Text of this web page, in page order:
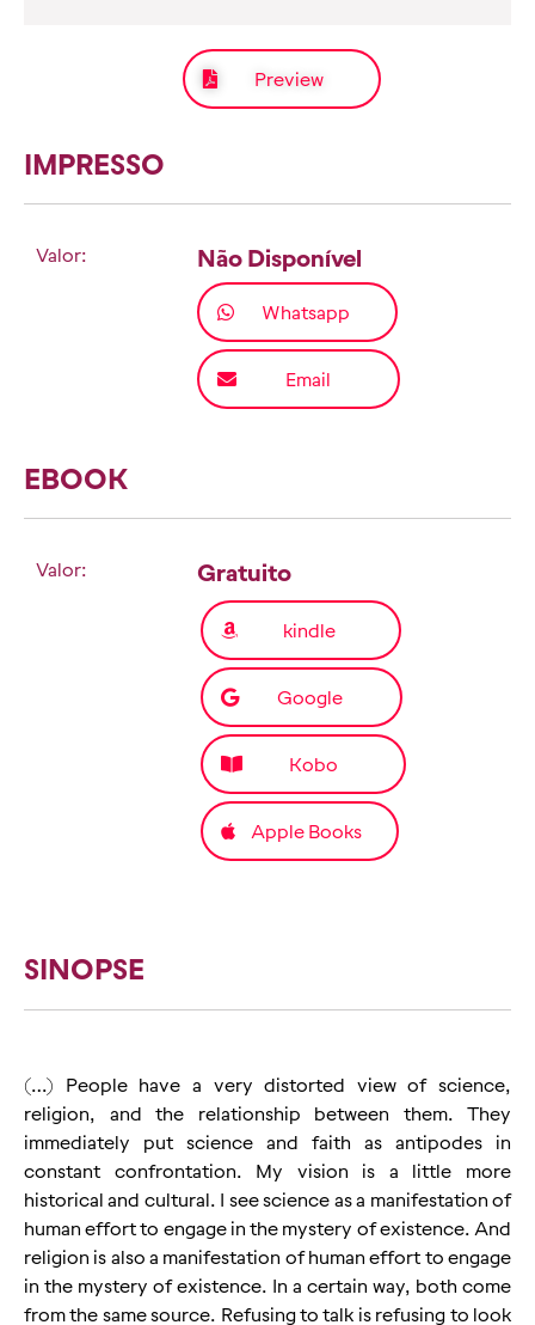
Preview
IMPRESSO
Valor: Não Disponível
Whatsapp
Email
EBOOK
Valor: Gratuito
kindle
Google
Kobo
Apple Books
SINOPSE
(…) People have a very distorted view of science,
religion, and the relationship between them. They
immediately put science and faith as antipodes in
constant confrontation. My vision is a little more
historical and cultural. I see science as a manifestation of
human effort to engage in the mystery of existence. And
religion is also a manifestation of human effort to engage
in the mystery of existence. In a certain way, both come
from the same source. Refusing to talk is refusing to look